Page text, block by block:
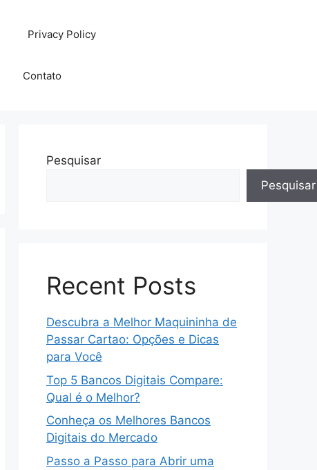
Privacy Policy
Contato
Pesquisar
Pesquisar
Recent Posts
Descubra a Melhor Maquininha de
Passar Cartao: Opções e Dicas
para Você
Top 5 Bancos Digitais Compare:
Qual é o Melhor?
Conheça os Melhores Bancos
Digitais do Mercado
Passo a Passo para Abrir uma